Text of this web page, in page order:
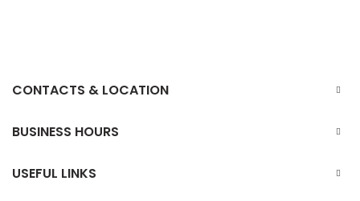
CONTACTS & LOCATION
BUSINESS HOURS
USEFUL LINKS